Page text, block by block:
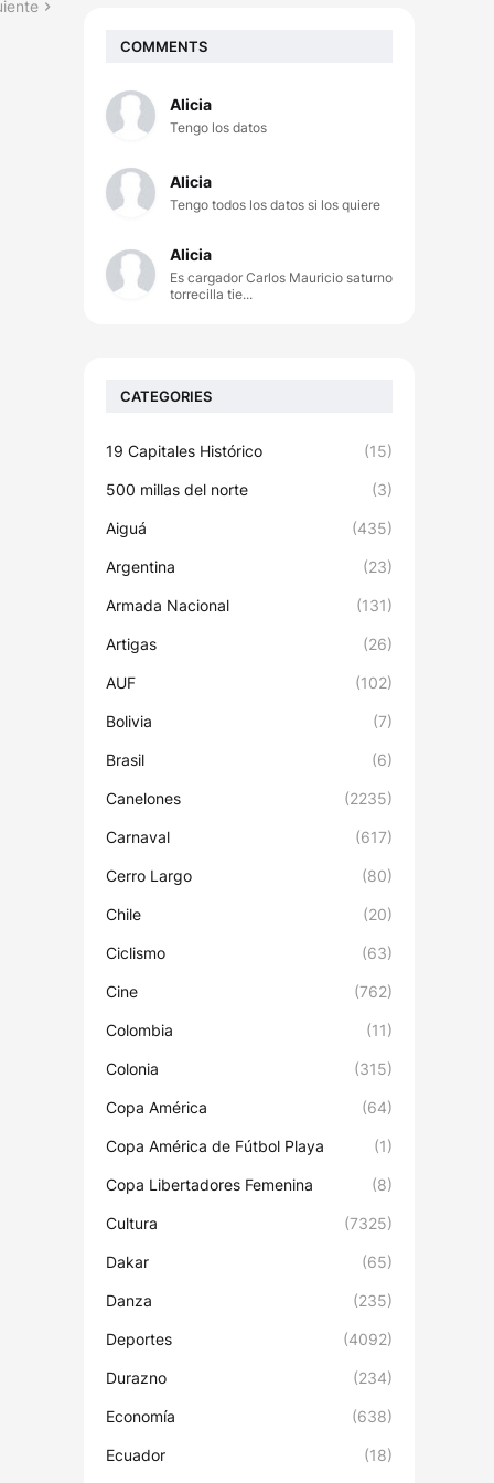
COMMENTS
Alicia
Tengo los datos
Alicia
Tengo todos los datos si los quiere
Alicia
Es cargador Carlos Mauricio saturno
torrecilla tie...
CATEGORIES
19 Capitales Histórico (15)
500 millas del norte (3)
Aiguá (435)
Argentina (23)
Armada Nacional (131)
Artigas (26)
AUF (102)
Bolivia (7)
Brasil (6)
Canelones (2235)
Carnaval (617)
Cerro Largo (80)
Chile (20)
Ciclismo (63)
Cine (762)
Colombia (11)
Colonia (315)
Copa América (64)
Copa América de Fútbol Playa (1)
Copa Libertadores Femenina (8)
Cultura (7325)
Dakar (65)
Danza (235)
Deportes (4092)
Durazno (234)
Economía (638)
Ecuador (18)